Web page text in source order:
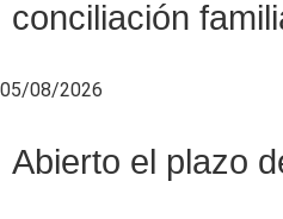
conciliación
05/08/2026
Abierto el plazo